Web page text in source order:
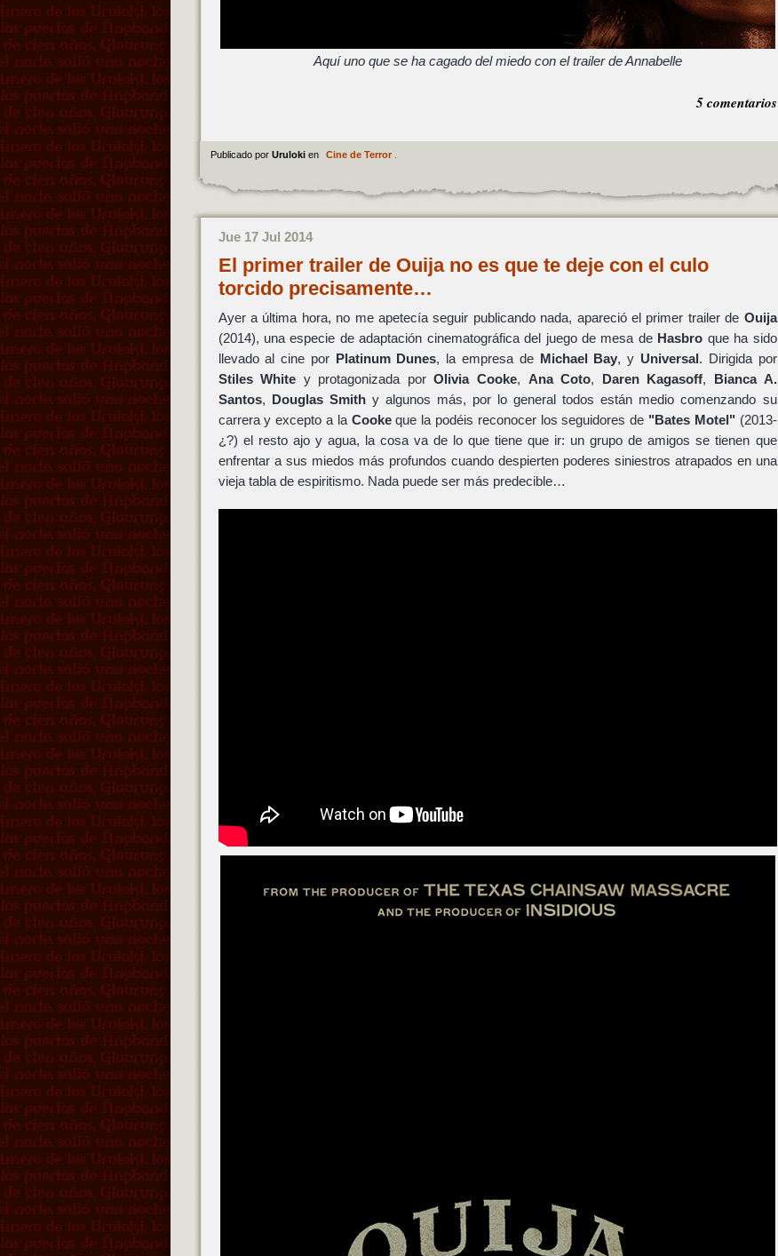
Aquí uno que se ha cagado del miedo con el trailer de Annabelle
5 comentarios
Publicado por Uruloki en Cine de Terror.
Jue 17 Jul 2014
El primer trailer de Ouija no es que te deje con el culo
torcido precisamente…
Ayer a última hora, no me apetecía seguir publicando nada, apareció el primer trailer de Ouija
(2014), una especie de adaptación cinematográfica del juego de mesa de Hasbro que ha sido
llevado al cine por Platinum Dunes, la empresa de Michael Bay, y Universal. Dirigida por
Stiles White y protagonizada porOlivia Cooke, Ana Coto, Daren Kagasoff, Bianca A.
Santos, Douglas Smithy algunos más, por lo general todos están medio comenzando su
carrera y excepto a la Cookeque la podéis reconocer los seguidores de "Bates Motel" (2013-
¿?) el resto ajo y agua, la cosa va de lo que tiene que ir: un grupo de amigos se tienen que
enfrentar a sus miedos más profundos cuando despierten poderes siniestros atrapados en una
vieja tabla de espiritismo. Nada puede ser más predecible…